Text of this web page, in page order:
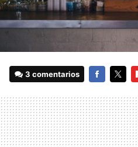
3 comentarios